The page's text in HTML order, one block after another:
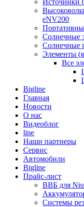
Источники
eNV200
Солнечные
Солнечные
Элементы
Все
Bigline
Главная
Новости
О нас
Видеоблог
line
Наши партнеры
Сервис
Автомобили
Bigline
Прайс-лист
ВВБ для
Системы